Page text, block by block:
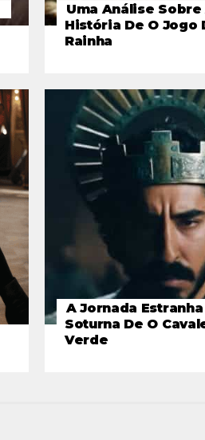
Uma Análise Sobre
História De O Jogo
Rainha
A Jornada Estranha
Soturna De O
Verde